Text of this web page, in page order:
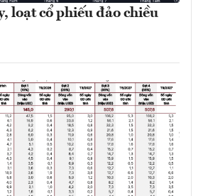
loạt cổ phiếu đảo chiều